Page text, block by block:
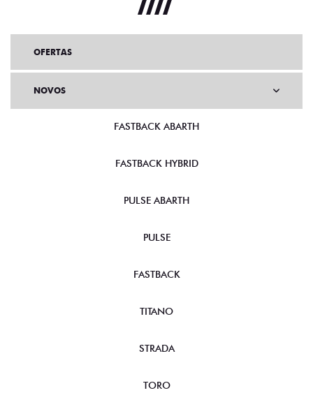
OFERTAS
NOVOS
FASTBACK ABARTH
FASTBACK HYBRID
PULSE ABARTH
PULSE
FASTBACK
TITANO
STRADA
TORO